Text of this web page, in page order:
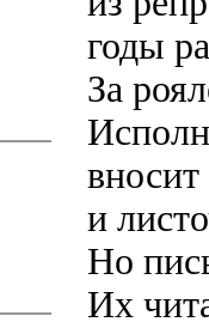
годы
За
и
Но
Их